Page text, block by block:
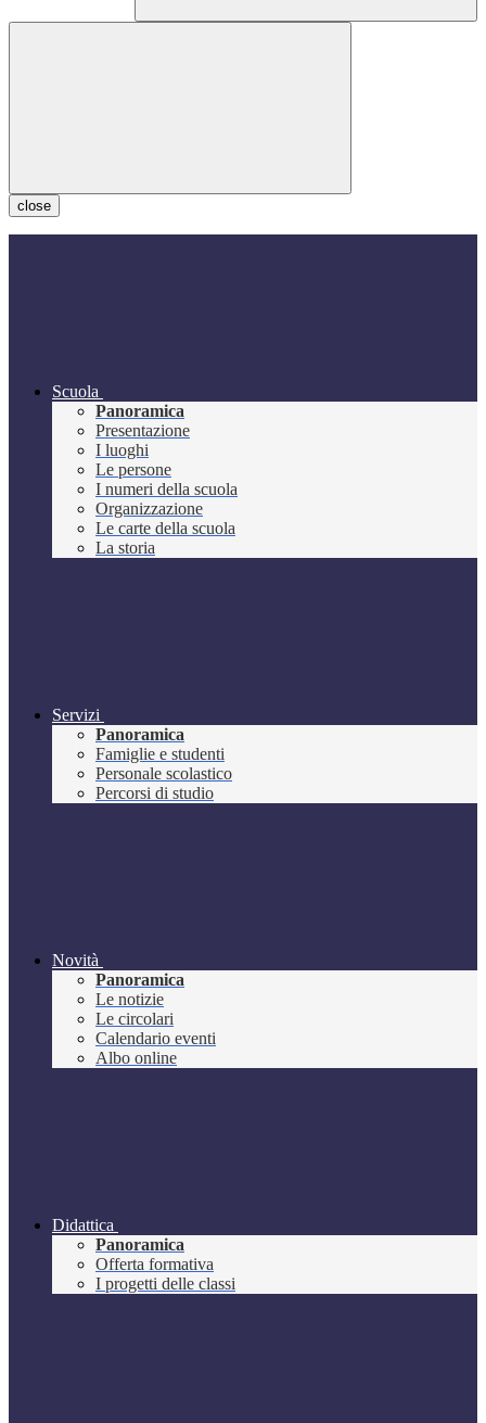
close
Scuola
Panoramica
Presentazione
I luoghi
Le persone
I numeri della scuola
Organizzazione
Le carte della scuola
La storia
Servizi
Panoramica
Famiglie e studenti
Personale scolastico
Percorsi di studio
Novità
Panoramica
Le notizie
Le circolari
Calendario eventi
Albo online
Didattica
Panoramica
Offerta formativa
I progetti delle classi